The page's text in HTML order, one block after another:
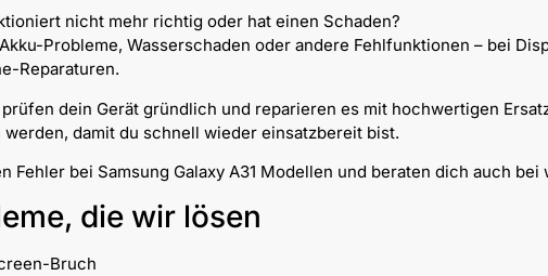
nicht mehr richtig oder hat einen Schaden?
Probleme, Wasserschaden oder andere Fehlfunktionen – bei
Reparaturen.
dein Gerät gründlich und reparieren es mit hochwertigen
damit du schnell wieder einsatzbereit bist.
Fehler bei Samsung Galaxy A31 Modellen und beraten dich auch
die wir lösen
Bruch